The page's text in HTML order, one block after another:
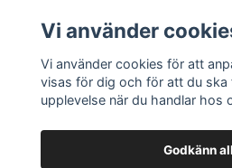
Sociala medier
Vi använder
Vi använder cookies för att
visas för dig och för att du ska
upplevelse när du handlar hos
Godkänn